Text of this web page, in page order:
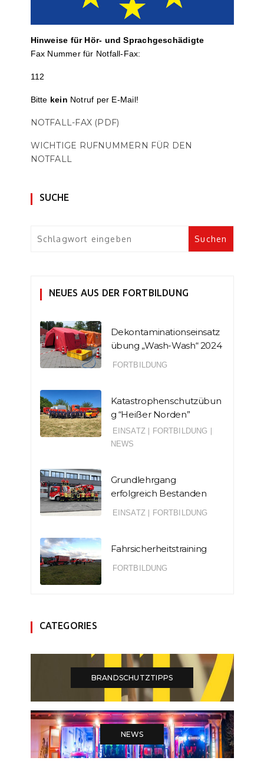
Hinweise für Hör- und Sprach­ge­schä­digte
Fax Nummer für Notfall-Fax:
112
Bitte kein Notruf per E-Mail!
NOTFALL-FAX (PDF)
WICHTIGE RUFNUMMERN FÜR DEN
NOTFALL
SUCHE
NEUES AUS DER FORTBILDUNG
Dekontaminationseinsatz
übung „Wash-Wash“ 2024
FORTBILDUNG
Katastrophenschutzübun
g “Heißer Norden”
EINSATZ FORTBILDUNG
NEWS
Grundlehrgang
erfolgreich Bestanden
EINSATZ FORTBILDUNG
Fahrsicherheitstraining
FORTBILDUNG
CATEGORIES
BRANDSCHUTZTIPPS
NEWS